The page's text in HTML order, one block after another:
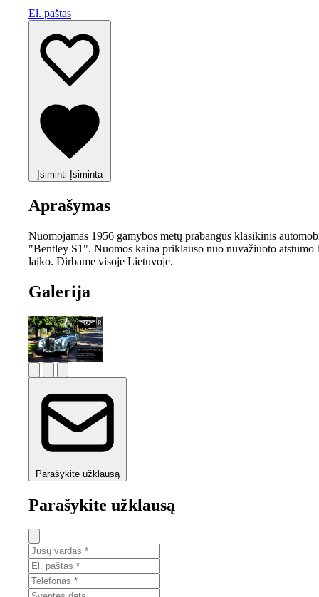
El. paštas
Įsiminti Įsiminta
Aprašymas
Nuomojamas 1956 gamybos metų prabangus klasikinis
"Bentley S1". Nuomos kaina priklauso nuo nuvažiuoto atstumo
laiko. Dirbame visoje Lietuvoje.
Galerija
Parašykite užklausą
Parašykite užklausą